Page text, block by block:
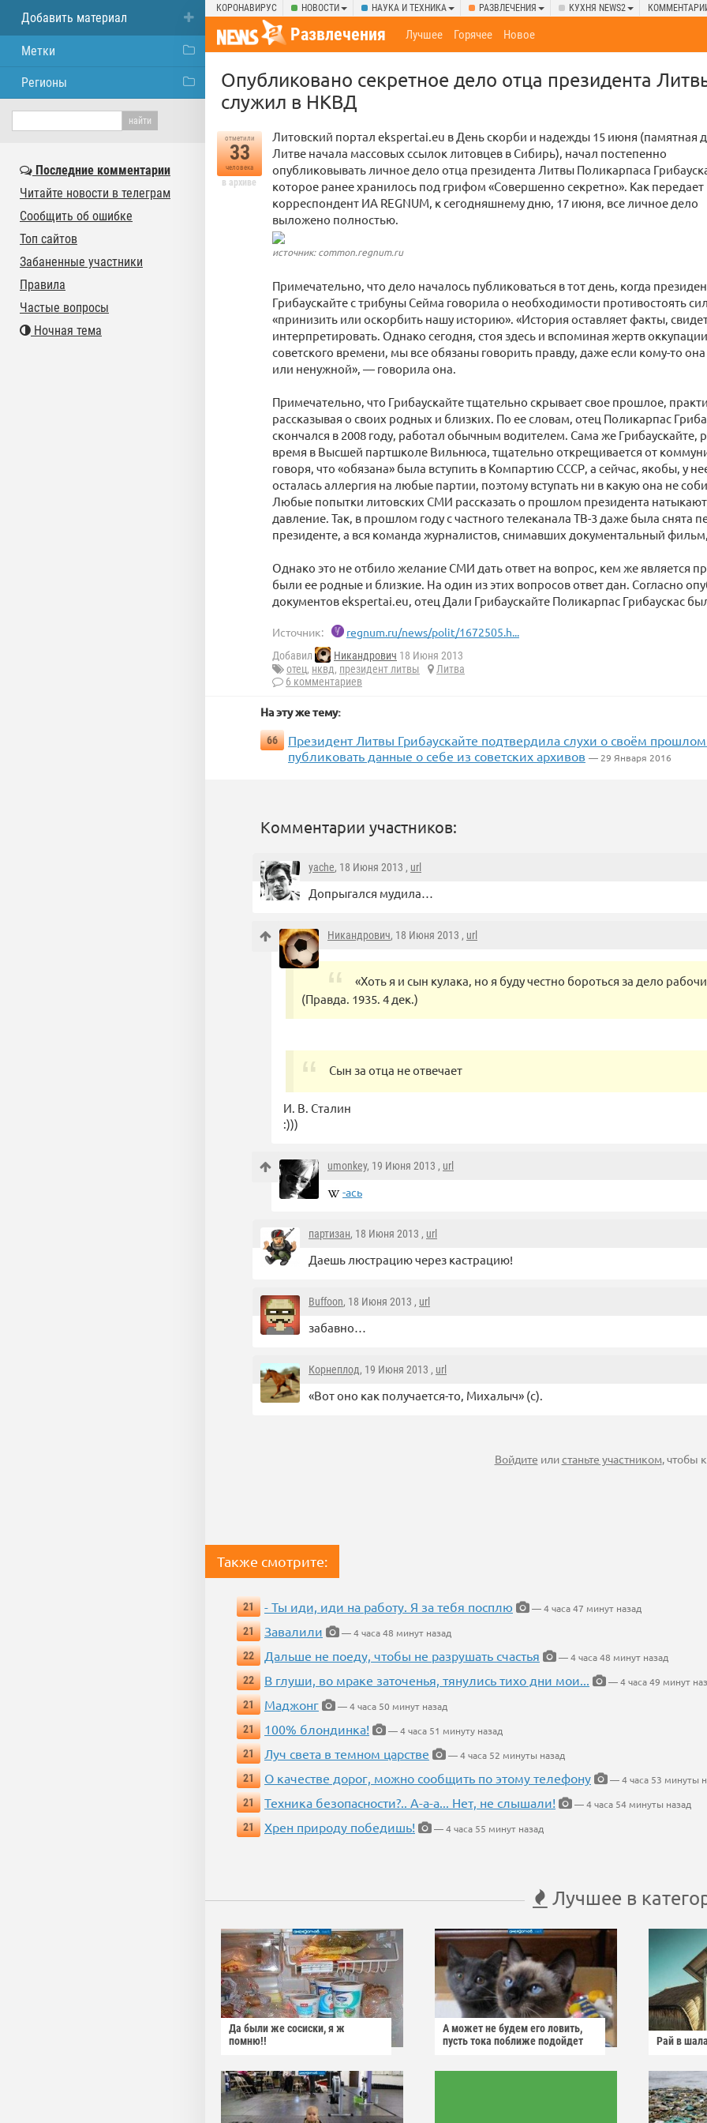
КОРОНАВИРУС НОВОСТИ НАУКА И ТЕХНИКА РАЗВЛЕЧЕНИЯ КУХНЯ NEWS2
Развлечения Лучшее Горячее Новое
Опубликовано секретное дело отца президента
служил в НКВД
отметили
33
человека
в архиве
Литовский портал ekspertai.eu в День скорби и надежды 15 июня (памятная
Литве начала массовых ссылок литовцев в Сибирь), начал постепенно
опубликовывать личное дело отца президента Литвы Поликарпаса
которое ранее хранилось под грифом «Совершенно секретно». Как передает
корреспондент ИА REGNUM, к сегодняшнему дню, 17 июня, все личное дело
выложено полностью.
источник: common.regnum.ru
Примечательно, что дело началось публиковаться в тот день, когда
Грибаускайте с трибуны Сейма говорила о необходимости противостоять
«принизить или оскорбить нашу историю». «История оставляет факты,
интерпретировать. Однако сегодня, стоя здесь и вспоминая жертв
советского времени, мы все обязаны говорить правду, даже если кому-то
или ненужной», — говорила она.
Примечательно, что Грибаускайте тщательно скрывает свое прошлое,
рассказывая о своих родных и близких. По ее словам, отец Поликарпас
скончался в 2008 году, работал обычным водителем. Сама же Грибаускайте,
время в Высшей партшколе Вильнюса, тщательно открещивается от
говоря, что «обязана» была вступить в Компартию СССР, а сейчас, якобы, у
осталась аллергия на любые партии, поэтому вступать ни в какую она не
Любые попытки литовских СМИ рассказать о прошлом президента
давление. Так, в прошлом году с частного телеканала ТВ-3 даже была снята
президенте, а вся команда журналистов, снимавших документальный
Однако это не отбило желание СМИ дать ответ на вопрос, кем же является
были ее родные и близкие. На один из этих вопросов ответ дан. Согласно
документов ekspertai.eu, отец Дали Грибаускайте Поликарпас Грибаускас
Источник: regnum.ru/news/polit/1672505.h...
Добавил Никандрович 18 Июня 2013
отец, нквд, президент литвы
Литва
6 комментариев
На эту же тему:
66
Президент Литвы Грибаускайте подтвердила слухи о своём
публиковать данные о себе из советских архивов — 29 Января 2016
Комментарии участников:
yache, 18 Июня 2013 , url
Допрыгался мудила…
Никандрович, 18 Июня 2013 , url
«Хоть я и сын кулака, но я буду честно бороться за дело
(Правда. 1935. 4 дек.)
Сын за отца не отвечает
И. В. Сталин
:)))
umonkey, 19 Июня 2013 , url
-ась
партизан, 18 Июня 2013 , url
Даешь люстрацию через кастрацию!
Buffoon, 18 Июня 2013 , url
забавно…
Корнеплод, 19 Июня 2013 , url
«Вот оно как получается-то, Михалыч» (с).
Войдите илистаньте участником, чтобы
Также смотрите:
21 - Ты иди, иди на работу. Я за тебя посплю
— 4 часа 47 минут назад
21
Завалили
— 4 часа 48 минут назад
22
Дальше не поеду, чтобы не разрушать счастья
— 4 часа 48 минут назад
22
В глуши, во мраке заточенья, тянулись тихо дни мои...
— 4 часа 49 минут
21
Маджонг
— 4 часа 50 минут назад
21
100% блондинка!
— 4 часа 51 минуту назад
21
Луч света в темном царстве
— 4 часа 52 минуты назад
21
О качестве дорог, можно сообщить по этому телефону
— 4 часа 53 минуты
21
Техника безопасности?.. А-а-а... Нет, не слышали!
— 4 часа 54 минуты назад
21
Хрен природу победишь! — 4 часа 55 минут назад
Лучшее в
Да были же сосиски, я ж
помню!!
А может не будем его ловить,
пусть тока поближе подойдет
Рай в
Добавить материал
Метки
Регионы
Последние комментарии
Читайте новости в телеграм
Сообщить об ошибке
Топ сайтов
Забаненные участники
Правила
Частые вопросы
Ночная тема